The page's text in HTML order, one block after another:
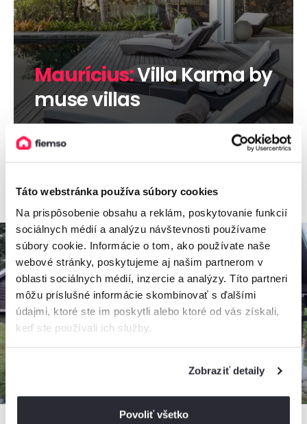
Táto webstránka používa súbory cookies
Na prispôsobenie obsahu a reklám, poskytovanie funkcií
sociálnych médií a analýzu návštevnosti používame
súbory cookie. Informácie o tom, ako používate naše
webové stránky, poskytujeme aj našim partnerom v
oblasti sociálnych médií, inzercie a analýzy. Títo partneri
môžu príslušné informácie skombinovať s ďalšími
údajmi, ktoré ste im poskytli alebo ktoré od vás získali,
keď ste používali ich služby.
Zobraziť detaily
Povoliť všetko
Maurícius:Villa Karma by
muse villas